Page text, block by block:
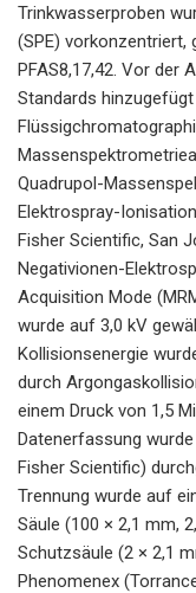
Trinkwasserproben
(SPE)
PFAS8,17,42. Vor der
Standards
Quadrupol-
Elektrospray-
Fisher Scientific, San
Negativionen-
Acquisition Mode
wurde auf 3,0 kV
Kollisionsenergie
durch
einem Druck von 1,5
Datenerfassung
Fisher Scientific)
Trennung wurde auf
Säule (100 × 2,1 mm,
Schutzsäule (2 × 2,1
Phenomenex